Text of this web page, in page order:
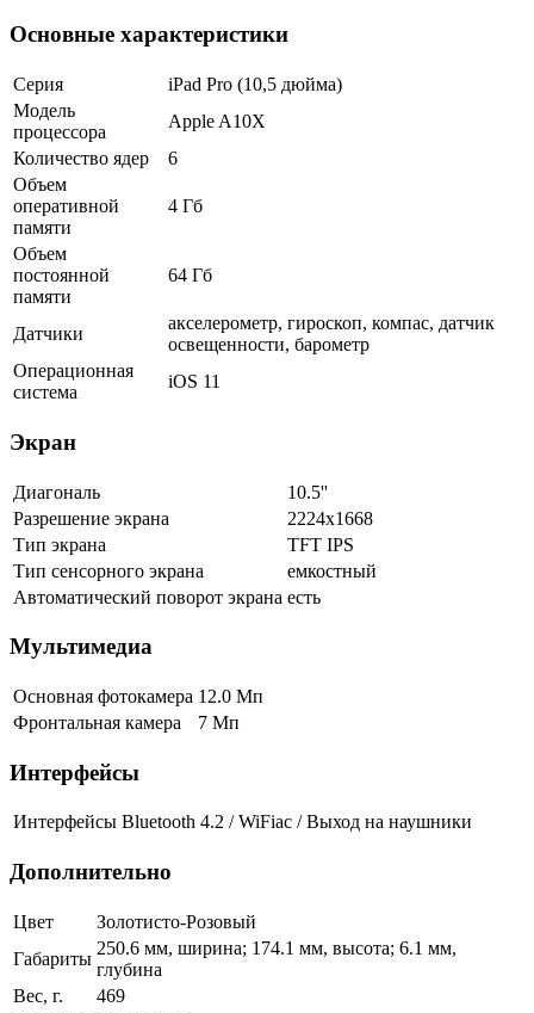
Основные характеристики
Серия
iPad Pro (10,5 дюйма)
Модель
процессора
Apple A10X
Количество ядер
6
Объем
оперативной
памяти
4 Гб
Объем
постоянной
памяти
64 Гб
Датчики
акселерометр, гироскоп, компас, датчик
освещенности, барометр
Операционная
система
iOS 11
Экран
Диагональ
10.5''
Разрешение экрана
2224x1668
Тип экрана
TFT IPS
Тип сенсорного экрана
емкостный
Автоматический поворот экрана есть
Мультимедиа
Основная фотокамера 12.0 Мп
Фронтальная камера
7 Мп
Интерфейсы
Интерфейсы Bluetooth 4.2 / WiFiac / Выход на наушники
Дополнительно
Цвет
Золотисто-Розовый
Габариты
250.6 мм, ширина; 174.1 мм, высота; 6.1 мм,
глубина
Вес, г.
469